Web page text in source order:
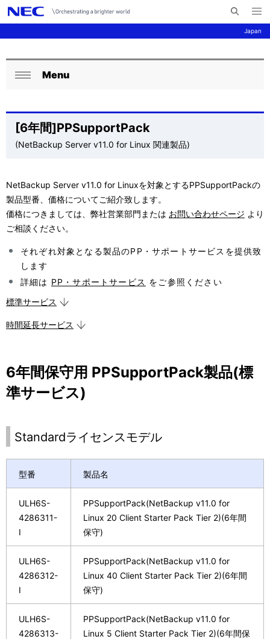
Japan
イ
内
メ
ニ
ュ
開
ナ
ー
サ
イ
内
の
在
位
置
を
表
示
し
い
ま
。
ロ
カ
ル
ビ
ゲ
ー
ョ
ン
る
Menu
[6年間]PPSupportPack
(NetBackup Server v11.0 for Linux 関連製品)
NetBackup Server v11.0 for Linuxを対象とするPPSupportPackの
製品型番、価格についてご紹介致します。
価格につきましては、弊社営業部門または お問い合わせページ より
ご相談ください。
それぞれ対象となる製品のPP・サポートサービスを提供致
します
詳細は PP・サポートサービス をご参照ください
標準サービス
時間延長サービス
6年間保守用 PPSupportPack製品(標
準サービス)
Standardライセンスモデル
型番 製品名
ULH6S-
4286311-
I
PPSupportPack(NetBackup v11.0 for
Linux 20 Client Starter Pack Tier 2)(6年間
保守)
ULH6S-
4286312-
I
PPSupportPack(NetBackup v11.0 for
Linux 40 Client Starter Pack Tier 2)(6年間
保守)
ULH6S-
4286313-
PPSupportPack(NetBackup v11.0 for
Linux 5 Client Starter Pack Tier 2)(6年間保